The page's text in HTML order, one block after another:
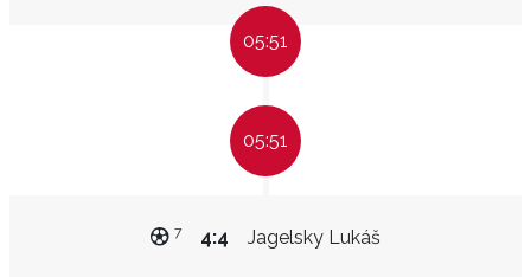
05:51
05:51
Jagelsky Lukáš
4:4
7